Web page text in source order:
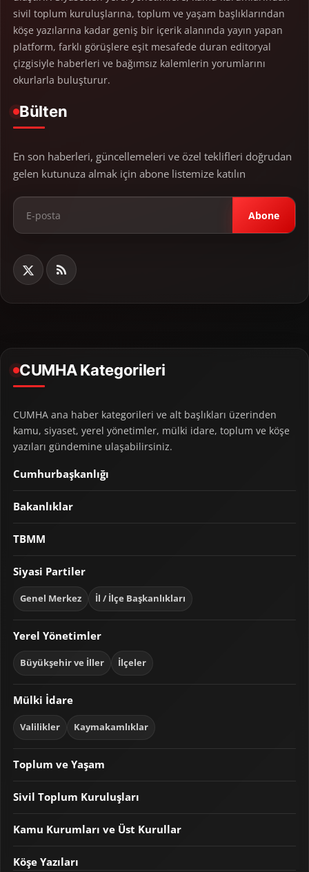
sivil toplum kuruluşlarına, toplum ve yaşam başlıklarından
köşe yazılarına kadar geniş bir içerik alanında yayın yapan
platform, farklı görüşlere eşit mesafede duran editoryal
çizgisiyle haberleri ve bağımsız kalemlerin yorumlarını
okurlarla buluşturur.
Bülten
En son haberleri, güncellemeleri ve özel teklifleri doğrudan
gelen kutunuza almak için abone listemize katılın
Abone
CUMHA Kategorileri
CUMHA ana haber kategorileri ve alt başlıkları üzerinden
kamu, siyaset, yerel yönetimler, mülki idare, toplum ve köşe
yazıları gündemine ulaşabilirsiniz.
Cumhurbaşkanlığı
Bakanlıklar
TBMM
Siyasi Partiler
Genel Merkez İl / İlçe Başkanlıkları
Yerel Yönetimler
Büyükşehir ve İller İlçeler
Mülki İdare
Valilikler Kaymakamlıklar
Toplum ve Yaşam
Sivil Toplum Kuruluşları
Kamu Kurumları ve Üst Kurullar
Köşe Yazıları